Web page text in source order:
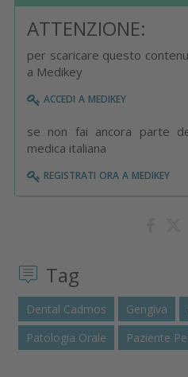
ATTENZIONE:
per scaricare questo
a Medikey
accedi a medikey
se non fai ancora parte
medica italiana
registrati ora a medikey
Tag
Dental Cadmos Gengiva
Patologia Orale
Paziente